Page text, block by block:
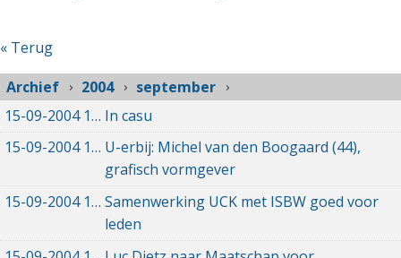
« Terug
Archief
2004
september
15-09-200415-09-2004 00:00
In casu
15-09-200415-09-2004 00:00
U-erbij: Michel van den Boogaard (44),
grafisch vormgever
15-09-200415-09-2004 00:00
Samenwerking UCK met ISBW goed voor
leden